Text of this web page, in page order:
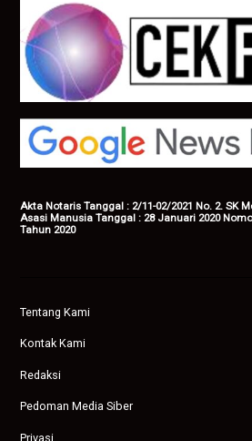
Akta Notaris Tanggal : 2/11-02/2021 No. 2. SK
Asasi Manusia Tanggal : 28 Januari 2020
Tahun 2020
Tentang Kami
Kontak Kami
Redaksi
Pedoman Media Siber
Privasi